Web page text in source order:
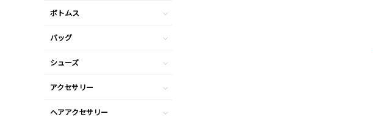
ボトムス
バッグ
シューズ
アクセサリー
ヘアアクセサリー